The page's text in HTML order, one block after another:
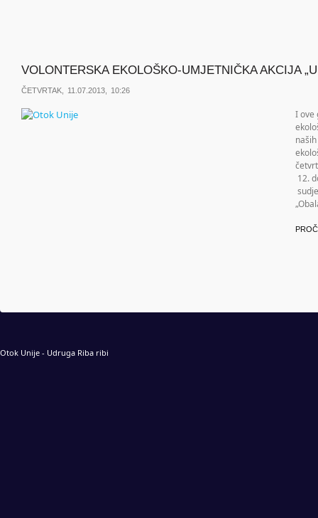
VOLONTERSKA EKOLOŠKO-UMJETNIČKA AKCIJA
ČETVRTAK, 11.07.2013, 10:26
I ove
12.
Otok Unije - Udruga Riba ribi